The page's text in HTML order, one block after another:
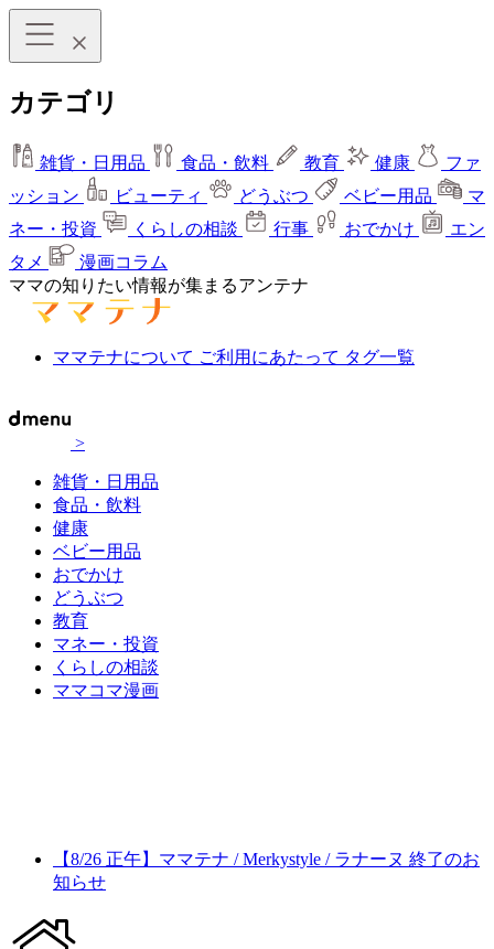
カテゴリ
雑貨・日用品 食品・飲料 教育 健康
ファ
ッション
ビューティ どうぶつ ベビー用品
マ
ネー・投資
くらしの相談 行事 おでかけ
エン
タメ
漫画コラム
ママの知りたい情報が集まるアンテナ
ママテナについて ご利用にあたって タグ一覧
>
雑貨・日用品
食品・飲料
健康
ベビー用品
おでかけ
どうぶつ
教育
マネー・投資
くらしの相談
ママコマ漫画
【8/26 正午】ママテナ / Merkystyle / ラナーヌ 終了のお
知らせ